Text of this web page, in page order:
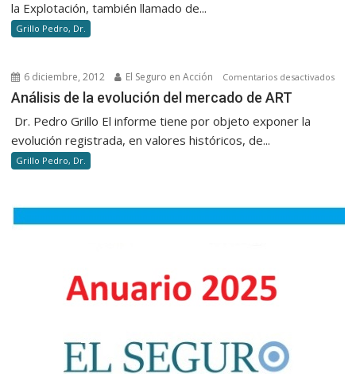
la Explotación, también llamado de...
Grillo Pedro, Dr.
6 diciembre, 2012 El Seguro en Acción Comentarios desactivadosen
Análisis de la evolución del mercado de ART
Dr. Pedro Grillo El informe tiene por objeto exponer la
evolución registrada, en valores históricos, de...
Grillo Pedro, Dr.